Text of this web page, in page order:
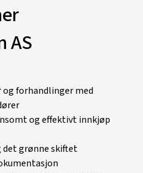
AS
forhandlinger med
og effektivt innkjøp
det grønne skiftet